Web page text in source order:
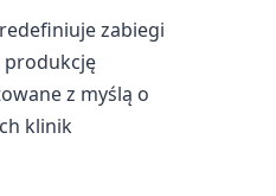
zabiegi
produkcję
z myślą o
klinik